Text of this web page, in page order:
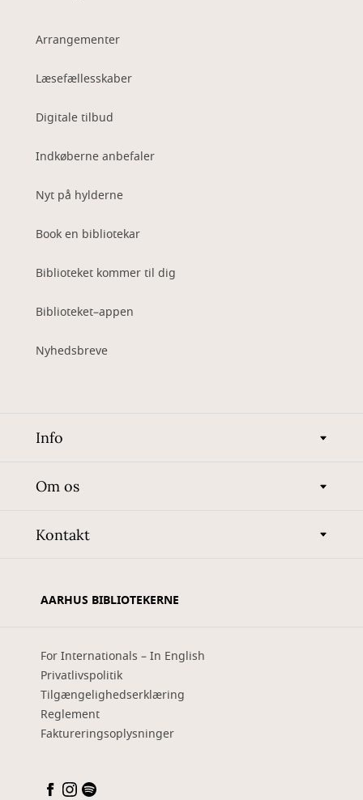
Arrangementer
Læsefællesskaber
Digitale tilbud
Indkøberne anbefaler
Nyt på hylderne
Book en bibliotekar
Biblioteket kommer til dig
Biblioteket–appen
Nyhedsbreve
Info
Om os
Kontakt
AARHUS BIBLIOTEKERNE
For Internationals – In English
Privatlivspolitik
Tilgængelighedserklæring
Reglement
Faktureringsoplysninger